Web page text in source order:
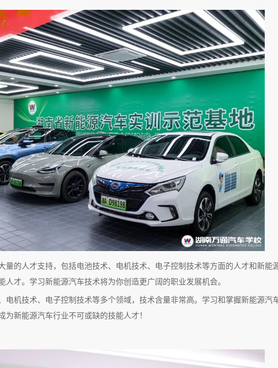
量的人才支持，包括电池技术、电机技术、电子控制技术等方面的人才和新能
人才。学习新能源汽车技术将为你创造更广阔的职业发展机会。
电机技术、电子控制技术等多个领域，技术含量非常高。学习和掌握新能源汽
为新能源汽车行业不可或缺的技能人才！